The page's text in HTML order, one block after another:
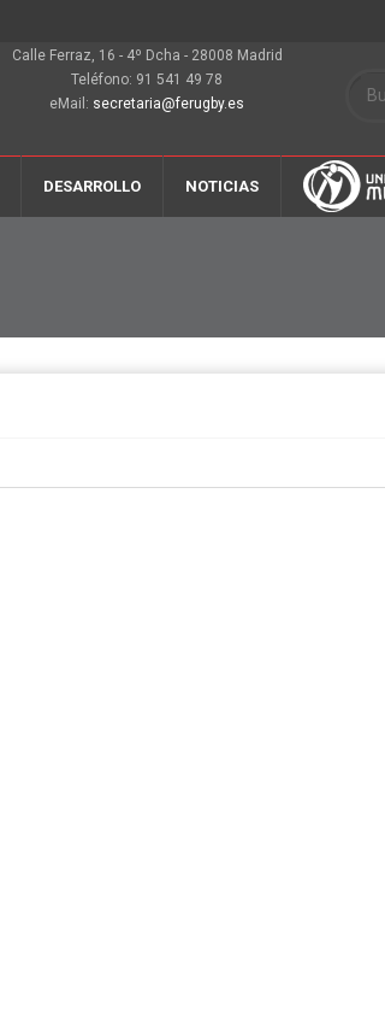
Calle Ferraz, 16 - 4º Dcha - 28008 Madrid
Teléfono: 91 541 49 78
eMail: secretaria@ferugby.es
DESARROLLO NOTICIAS